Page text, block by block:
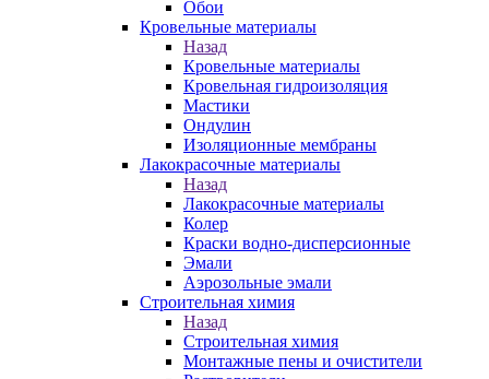
Обои
Кровельные материалы
Назад
Кровельные материалы
Кровельная гидроизоляция
Мастики
Ондулин
Изоляционные мембраны
Лакокрасочные материалы
Назад
Лакокрасочные материалы
Колер
Краски водно-дисперсионные
Эмали
Аэрозольные эмали
Строительная химия
Назад
Строительная химия
Монтажные пены и очистители